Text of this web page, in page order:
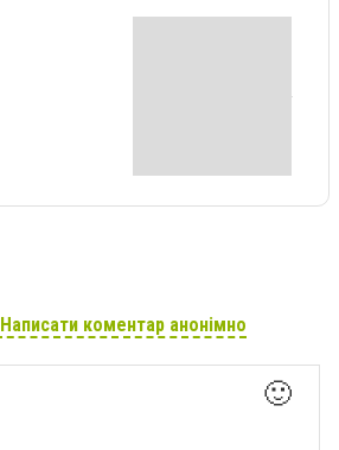
Написати коментар анонімно
🙂